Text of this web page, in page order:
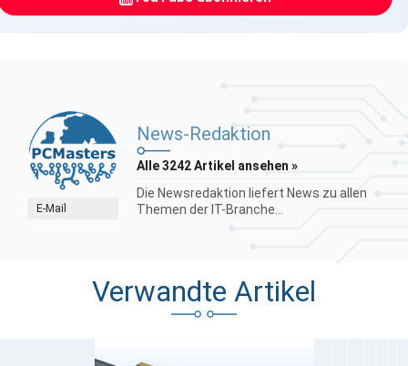
E-Mail
News-Redaktion
Alle 3242 Artikel ansehen »
Die Newsredaktion liefert News zu allen
Themen der IT-Branche...
Verwandte Artikel